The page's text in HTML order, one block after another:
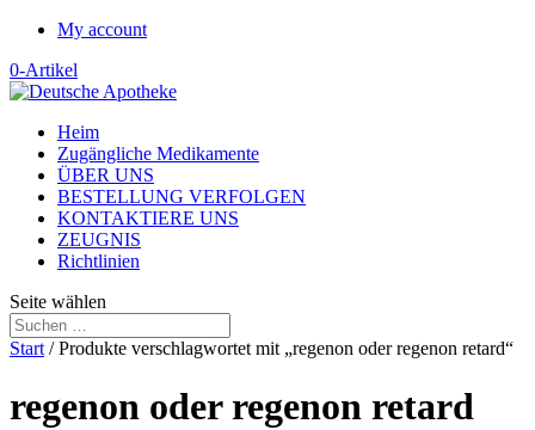
My account
0-Artikel
Heim
Zugängliche Medikamente
ÜBER UNS
BESTELLUNG VERFOLGEN
KONTAKTIERE UNS
ZEUGNIS
Richtlinien
Seite wählen
Start / Produkte verschlagwortet mit „regenon oder regenon retard“
regenon oder regenon retard